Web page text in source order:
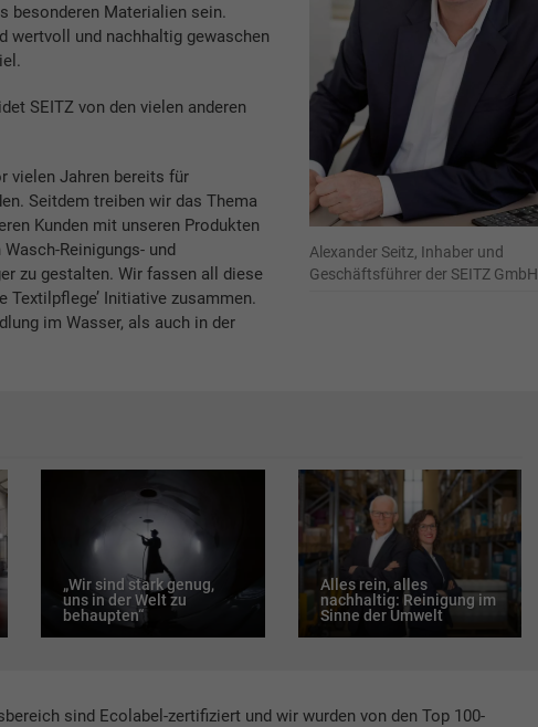
besonderen Materialien sein.
wertvoll und nachhaltig gewaschen
SEITZ von den vielen anderen
vielen Jahren bereits für
Seitdem treiben wir das Thema
Kunden mit unseren Produkten
Reinigungs- und
zu gestalten. Wir fassen all diese
Textilpflege’ Initiative zusammen.
im Wasser, als auch in der
Alexander Seitz, Inhaber und
Geschäftsführer der SEITZ GmbH
„Wir sind stark genug,
uns in der Welt zu
behaupten“
Alles rein, alles
nachhaltig: Reinigung im
Sinne der Umwelt
sind Ecolabel-zertifiziert und wir wurden von den Top 100-